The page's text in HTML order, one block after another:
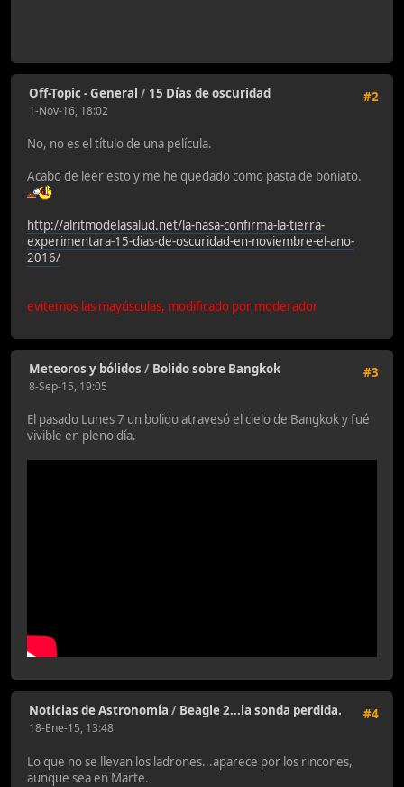
#2
Off-Topic - General / 15 Días de oscuridad
1-Nov-16, 18:02
No, no es el título de una película.
Acabo de leer esto y me he quedado como pasta de boniato.
http://alritmodelasalud.net/la-nasa-confirma-la-tierra-
experimentara-15-dias-de-oscuridad-en-noviembre-el-ano-
2016/
evitemos las mayúsculas, modificado por moderador
#3
Meteoros y bólidos / Bolido sobre Bangkok
8-Sep-15, 19:05
El pasado Lunes 7 un bolido atravesó el cielo de Bangkok y fué
vivible en pleno día.
#4
Noticias de Astronomía / Beagle 2...la sonda perdida.
18-Ene-15, 13:48
Lo que no se llevan los ladrones...aparece por los rincones,
aunque sea en Marte.